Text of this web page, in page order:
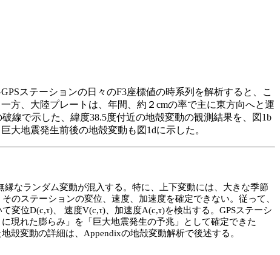
GPSステーションの日々のF3座標値の時系列を解析すると、こ
方、大陸プレートは、年間、約２ cmの率で主に東方向へと運
線で示した、緯度38.5度付近の地殻変動の観測結果を、図 1b
大地震発生前後の地殻変動も図 1dに示した。
なランダム変動が混入する。特に、上下変動には、大きな季節
そのステーションの変位、 速度、 加速度を確定できない。従って、
変位D(c,τ)、 速度V(c,τ)、 加速度A(c,τ)を検出する。 GPSステーシ
に現れた膨らみ」を「巨大地震発生の予兆 」として確定できた
殻変動の詳細は、 Appendixの地殻変動解析で後述する。